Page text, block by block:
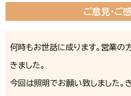
ご意見・ご
何時もお世話に成ります。営業の
きました。
今回は照明でお願い致しました。